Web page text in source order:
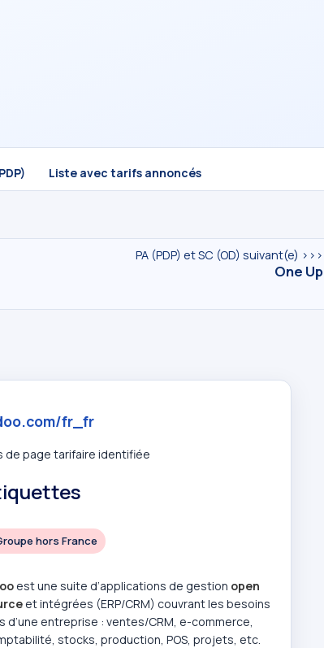
Liste avec tarifs annoncés
PA (PDP) et SC (OD) suivant(e) >>>
One Up
fr_fr
de page tarifaire identifiée
hors France
est une suite d’applications de gestion open
et intégrées (ERP/CRM) couvrant les besoins
d’une entreprise : ventes/CRM, e-commerce,
stocks, production, POS, projets, etc.